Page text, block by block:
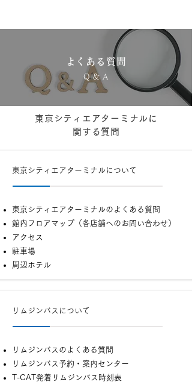
よくある質問
Q & A
東京シティエアターミナルに
関する質問
東京シティエアターミナルについて
東京シティエアターミナルのよくある質問
館内フロアマップ（各店舗へのお問い合わせ）
アクセス
駐車場
周辺ホテル
リムジンバスについて
リムジンバスのよくある質問
リムジンバス予約・案内センター
T-CAT発着リムジンバス時刻表